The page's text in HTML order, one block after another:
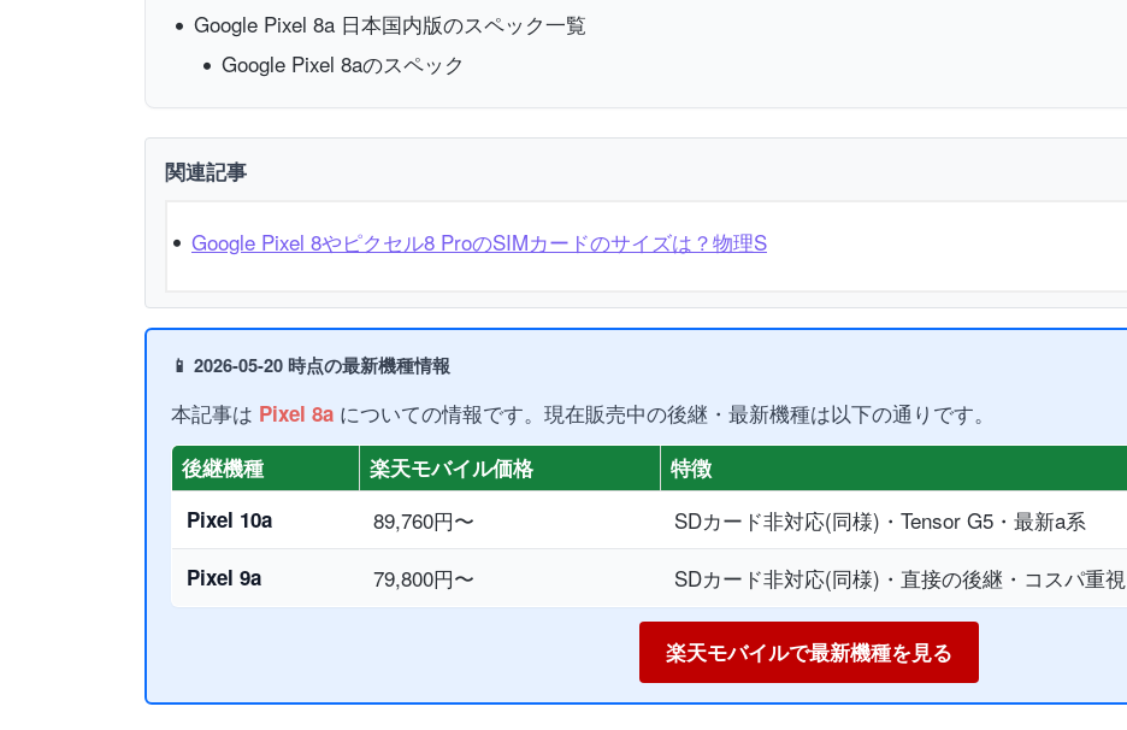
Google Pixel 8a 日本国内版のスペック一覧
Google Pixel 8aのスペック
関連記事
Google Pixel 8やピクセル8 ProのSIMカードのサイズは？物理S
📱 2026-05-20 時点の最新機種情報
本記事は Pixel 8a についての情報です。現在販売中の後継・最新機種は以下の通りです。
後継機種 楽天モバイル価格
特徴
Pixel 10a
89,760円〜 SDカード非対応(同様)・Tensor G5・最新a系
Pixel 9a 79,800円〜 SDカード非対応(同様)・直接の後継・コスパ重視
楽天モバイルで最新機種を見る